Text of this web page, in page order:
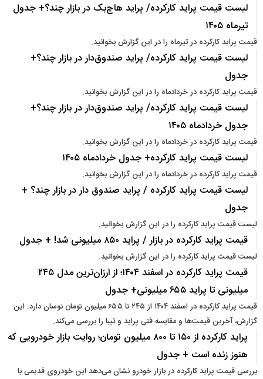
لیست قیمت پراید کارکرده/ پراید هاچ‌بک در بازار چند؟+ جدول
تیرماه ۱۴۰۵
قیمت پراید کارکرده در تیرماه را در این گزارش بخوانید.
لیست قیمت پراید کارکرده/ پراید صندوق‌دار در بازار چند؟+
جدول
قیمت پراید کارکرده در خردادماه را در این گزارش بخوانید.
لیست قیمت پراید کارکرده/ پراید صندوق‌دار در بازار چند؟+
جدول خردادماه ۱۴۰۵
قیمت پراید کارکرده در خردادماه را در این گزارش بخوانید.
لیست قیمت پراید کارکرده+ جدول خردادماه ۱۴۰۵
قیمت پراید کارکرده در خردادماه را در این گزارش بخوانید.
لیست قیمت پراید کارکرده / پراید صندوق دار در بازار چند؟ +
جدول
لیست قیمت پراید کارکرده را در این گزارش بخوانید.
قیمت پراید کارکرده در بازار / پراید ۸۵۰ میلیونی شد! + جدول
لیست قیمت پراید کارکرده را در این گزارش بخوانید.
قیمت پراید کارکرده در اسفند ۱۴۰۴؛ از ارزان‌ترین مدل ۲۴۵
میلیونی تا پراید ۶۵۵ میلیونی+ جدول
قیمت پراید کارکرده در اسفند ۱۴۰۴ از ۲۴۵ تا ۶۵۵ میلیون تومان نوسان دارد. این
گزارش، آخرین قیمت‌ها و مقایسه فنی پراید و تیبا را بررسی می‌کند.
پراید کارکرده از ۱۵۰ تا ۸۰۰ میلیون تومان؛ روایت بازار خودرویی که
هنوز زنده است + جدول
بررسی قیمت پراید کارکرده در بازار خودرو نشان می‌دهد این خودروی قدیمی با